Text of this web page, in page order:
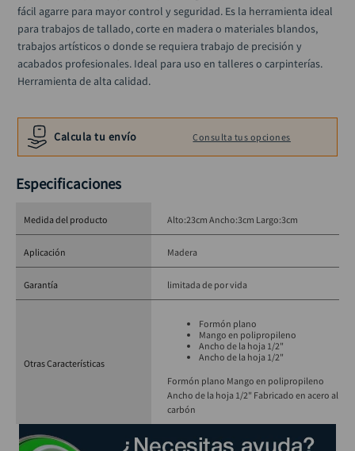
fácil agarre para mayor control y seguridad. Es la herramienta ideal
para trabajos de tallado, corte en madera o materiales blandos,
trabajos artísticos o donde se requiera trabajo de precisión y
acabados profesionales. Ideal para uso en talleres o carpinterías.
Herramienta de alta calidad.
Calcula tu envío Consulta tus opciones
Especificaciones
Medida del producto Alto:23cm Ancho:3cm Largo:3cm
Aplicación Madera
Garantía limitada de por vida
Otras Características
Formón plano
Mango en polipropileno
Ancho de la hoja 1/2"
Ancho de la hoja 1/2"
Formón plano Mango en polipropileno
Ancho de la hoja 1/2" Fabricado en acero al
carbón